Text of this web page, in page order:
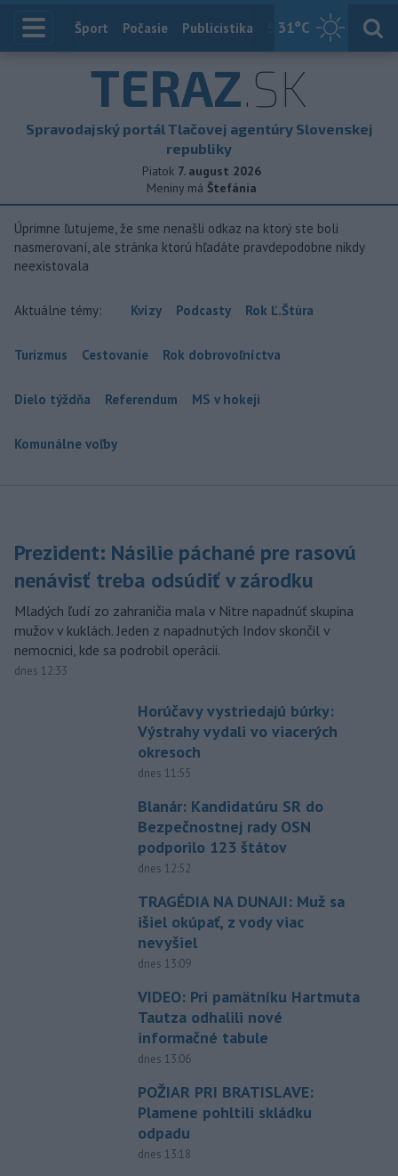
31°C
Index
Šport Počasie Publicistika Slovensko
TERAZ.SK
Spravodajský portál Tlačovej agentúry Slovenskej
republiky
Piatok 7. august 2026
Meniny má Štefánia
Úprimne ľutujeme, že sme nenašli odkaz na ktorý ste boli
nasmerovaní, ale stránka ktorú hľadáte pravdepodobne nikdy
neexistovala
Aktuálne témy: Kvízy Podcasty Rok Ľ.Štúra
Turizmus Cestovanie Rok dobrovoľníctva
Dielo týždňa Referendum MS v hokeji
Komunálne voľby
Prezident: Násilie páchané pre rasovú
nenávisť treba odsúdiť v zárodku
Mladých ľudí zo zahraničia mala v Nitre napadnúť skupina
mužov v kuklách. Jeden z napadnutých Indov skončil v
nemocnici, kde sa podrobil operácii.
dnes 12:33
Horúčavy vystriedajú búrky:
Výstrahy vydali vo viacerých
okresoch
dnes 11:55
Blanár: Kandidatúru SR do
Bezpečnostnej rady OSN
podporilo 123 štátov
dnes 12:52
TRAGÉDIA NA DUNAJI: Muž sa
išiel okúpať, z vody viac
nevyšiel
dnes 13:09
VIDEO: Pri pamätníku Hartmuta
Tautza odhalili nové
informačné tabule
dnes 13:06
POŽIAR PRI BRATISLAVE:
Plamene pohltili skládku
odpadu
dnes 13:18